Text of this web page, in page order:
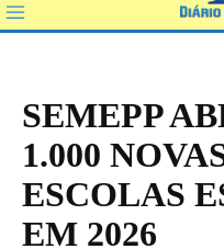
SEMEPP
1.000
ESCOLAS
EM 2026